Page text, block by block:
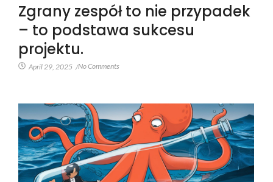
Zgrany zespół to nie przypadek
– to podstawa sukcesu
projektu.
April 29, 2025 /No Comments